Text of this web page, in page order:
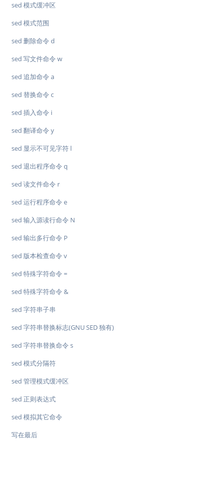
sed 模式缓冲区
sed 模式范围
sed 删除命令 d
sed 写文件命令 w
sed 追加命令 a
sed 替换命令 c
sed 插入命令 i
sed 翻译命令 y
sed 显示不可见字符 l
sed 退出程序命令 q
sed 读文件命令 r
sed 运行程序命令 e
sed 输入源读行命令 N
sed 输出多行命令 P
sed 版本检查命令 v
sed 特殊字符命令 =
sed 特殊字符命令 &
sed 字符串子串
sed 字符串替换标志(GNU SED 独有)
sed 字符串替换命令 s
sed 模式分隔符
sed 管理模式缓冲区
sed 正则表达式
sed 模拟其它命令
写在最后